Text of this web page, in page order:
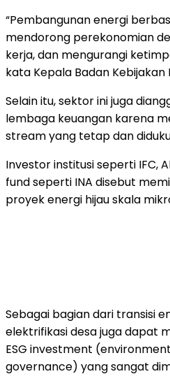
“Pembangunan energi
mendorong perekonomian
kerja, dan mengurangi
kata Kepala Badan Kebijakan
Selain itu, sektor ini juga
lembaga keuangan karena
stream yang tetap dan
Investor institusi seperti IFC,
fund seperti INA disebut
proyek energi hijau skala
Sebagai bagian dari transisi
elektrifikasi desa juga dapat
ESG investment
governance) yang sangat